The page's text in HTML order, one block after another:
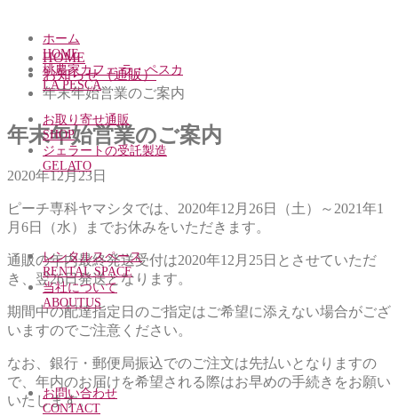
ホーム
HOME
桃農家カフェ ラ・ペスカ
LA PESCA
お取り寄せ通販
SHOP
ジェラートの受託製造
GELATO
レンタルスペース
RENTAL SPACE
当社について
ABOUTUS
お問い合わせ
CONTACT
HOME
お知らせ（通販）
年末年始営業のご案内
年末年始営業のご案内
2020年12月23日
ピーチ専科ヤマシタでは、2020年12月26日（土）～2021年1
月6日（水）までお休みをいただきます。
通販の年内最終発送受付は2020年12月25日とさせていただ
き、翌26日発送となります。
期間中の配達指定日のご指定はご希望に添えない場合がござ
いますのでご注意ください。
なお、銀行・郵便局振込でのご注文は先払いとなりますの
で、年内のお届けを希望される際はお早めの手続きをお願い
いたします。